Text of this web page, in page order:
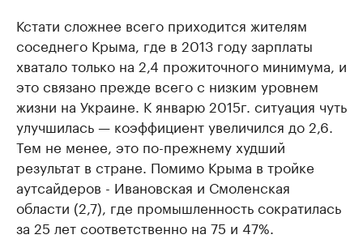
Кстати сложнее всего приходится жителям
соседнего Крыма, где в 2013 году зарплаты
хватало только на 2,4 прожиточного минимума, и
это связано прежде всего с низким уровнем
жизни на Украине. К январю 2015г. ситуация чуть
улучшилась — коэффициент увеличился до 2,6.
Тем не менее, это по-прежнему худший
результат в стране. Помимо Крыма в тройке
аутсайдеров - Ивановская и Смоленская
области (2,7), где промышленность сократилась
за 25 лет соответственно на 75 и 47%.